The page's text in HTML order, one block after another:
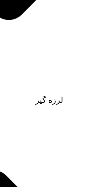
لرزه گیر